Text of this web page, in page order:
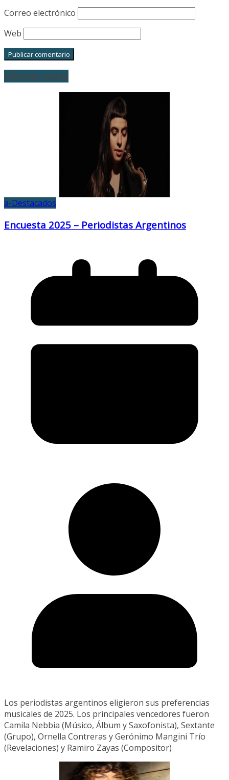
Correo electrónico
Web
Últimas notas
a-Destacados
Encuesta 2025 – Periodistas Argentinos
Los periodistas argentinos eligieron sus preferencias
musicales de 2025. Los principales vencedores fueron
Camila Nebbia (Músico, Álbum y Saxofonista), Sextante
(Grupo), Ornella Contreras y Gerónimo Mangini Trío
(Revelaciones) y Ramiro Zayas (Compositor)